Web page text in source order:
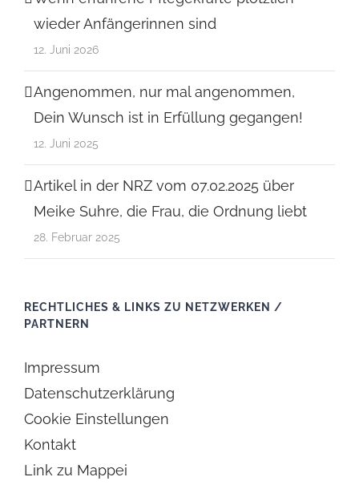
wieder Anfängerinnen sind
12. Juni 2026
Angenommen, nur mal angenommen,
Dein Wunsch ist in Erfüllung gegangen!
12. Juni 2025
Artikel in der NRZ vom 07.02.2025 über
Meike Suhre, die Frau, die Ordnung liebt
28. Februar 2025
RECHTLICHES & LINKS ZU NETZWERKEN /
PARTNERN
Impressum
Datenschutzerklärung
Cookie Einstellungen
Kontakt
Link zu Mappei